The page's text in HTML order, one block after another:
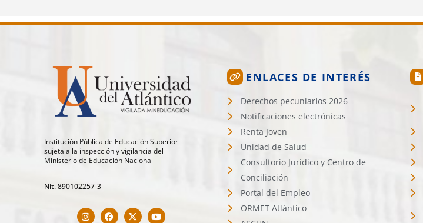
Institución Pública de Educación Superior
sujeta a la inspección y vigilancia del
Ministerio de Educación Nacional
Nit. 890102257-3
ENLACES DE INTERÉS
Derechos pecuniarios 2026
Notificaciones electrónicas
Renta Joven
Unidad de Salud
Consultorio Jurídico y Centro de
Conciliación
Portal del Empleo
ORMET Atlántico